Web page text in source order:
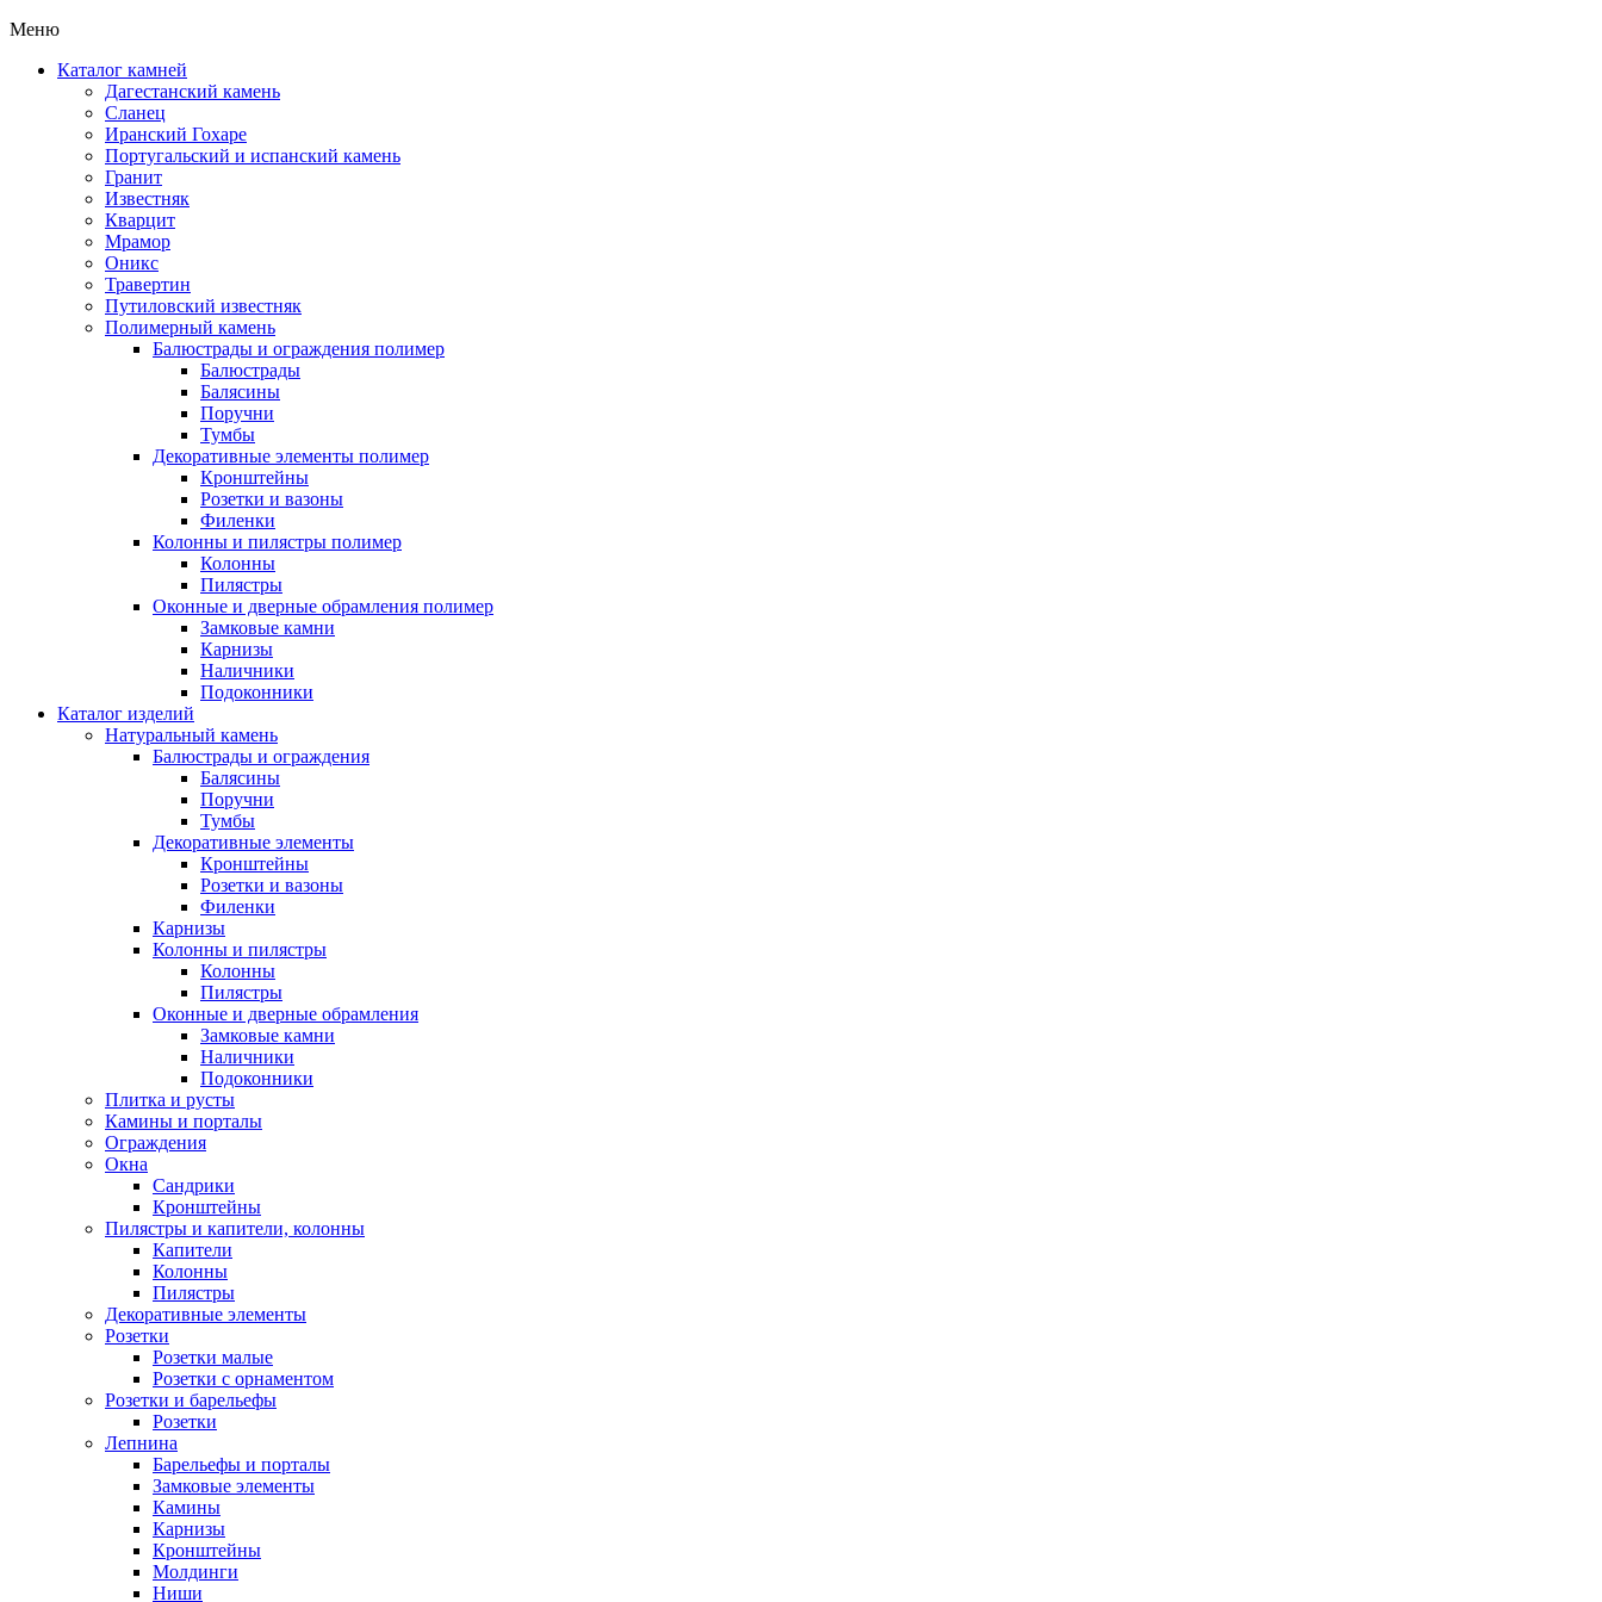
Меню
Каталог камней
Дагестанский камень
Сланец
Иранский Гохаре
Португальский и испанский камень
Гранит
Известняк
Кварцит
Мрамор
Оникс
Травертин
Путиловский известняк
Полимерный камень
Балюстрады и ограждения полимер
Балюстрады
Балясины
Поручни
Тумбы
Декоративные элементы полимер
Кронштейны
Розетки и вазоны
Филенки
Колонны и пилястры полимер
Колонны
Пилястры
Оконные и дверные обрамления полимер
Замковые камни
Карнизы
Наличники
Подоконники
Каталог изделий
Натуральный камень
Балюстрады и ограждения
Балясины
Поручни
Тумбы
Декоративные элементы
Кронштейны
Розетки и вазоны
Филенки
Карнизы
Колонны и пилястры
Колонны
Пилястры
Оконные и дверные обрамления
Замковые камни
Наличники
Подоконники
Плитка и русты
Камины и порталы
Ограждения
Окна
Сандрики
Кронштейны
Пилястры и капители, колонны
Капители
Колонны
Пилястры
Декоративные элементы
Розетки
Розетки малые
Розетки с орнаментом
Розетки и барельефы
Розетки
Лепнина
Барельефы и порталы
Замковые элементы
Камины
Карнизы
Кронштейны
Молдинги
Ниши